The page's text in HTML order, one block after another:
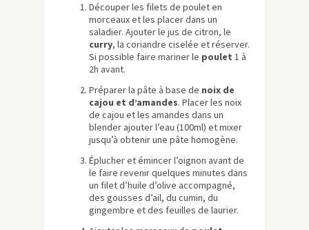
Découper les filets de poulet en
morceaux et les placer dans un
saladier. Ajouter le jus de citron, le
curry, la coriandre ciselée et réserver.
Si possible faire mariner le poulet 1 à
2h avant.
Préparer la pâte à base de noix de
cajou et d’amandes. Placer les noix
de cajou et les amandes dans un
blender ajouter l’eau (100ml) et mixer
jusqu’à obtenir une pâte homogène.
Éplucher et émincer l’oignon avant de
le faire revenir quelques minutes dans
un filet d’huile d’olive accompagné,
des gousses d’ail, du cumin, du
gingembre et des feuilles de laurier.